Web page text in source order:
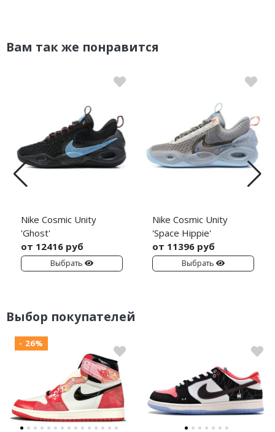
Вам так же понравится
Nike Cosmic Unity
'Ghost'
от 12416 руб
Выбрать
Nike Cosmic Unity
'Space Hippie'
от 11396 руб
Выбрать
Выбор покупателей
- 26%